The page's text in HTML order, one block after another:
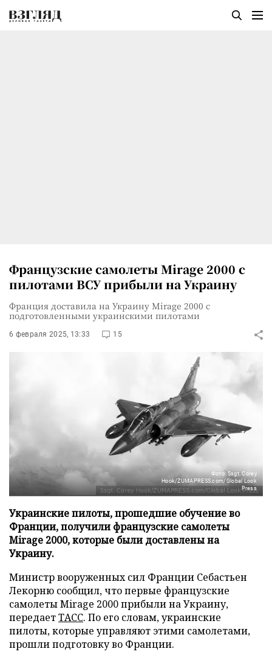
Французские самолеты Mirage 2000 с
пилотами ВСУ прибыли на Украину
Франция доставила на Украину Mirage 2000 с
подготовленными украинскими пилотами
6 февраля 2025, 13:33 15
Фото: Ssgt. Corey
Hook/ZUMAPRESS.com/Global Look
Press
Украинские пилоты, прошедшие обучение во
Франции, получили французские самолеты
Mirage 2000, которые были доставлены на
Украину.
Министр вооруженных сил Франции Себастьен
Лекорню сообщил, что первые французские
самолеты Mirage 2000 прибыли на Украину,
передаетТАСС. По его словам, украинские
пилоты, которые управляют этими самолетами,
прошли подготовку во Франции.